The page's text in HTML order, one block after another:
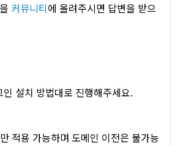
커뮤니티에 올려주시면 답변을 받으
설치 방법대로 진행해주세요.
적용 가능하며 도메인 이전은 불가능